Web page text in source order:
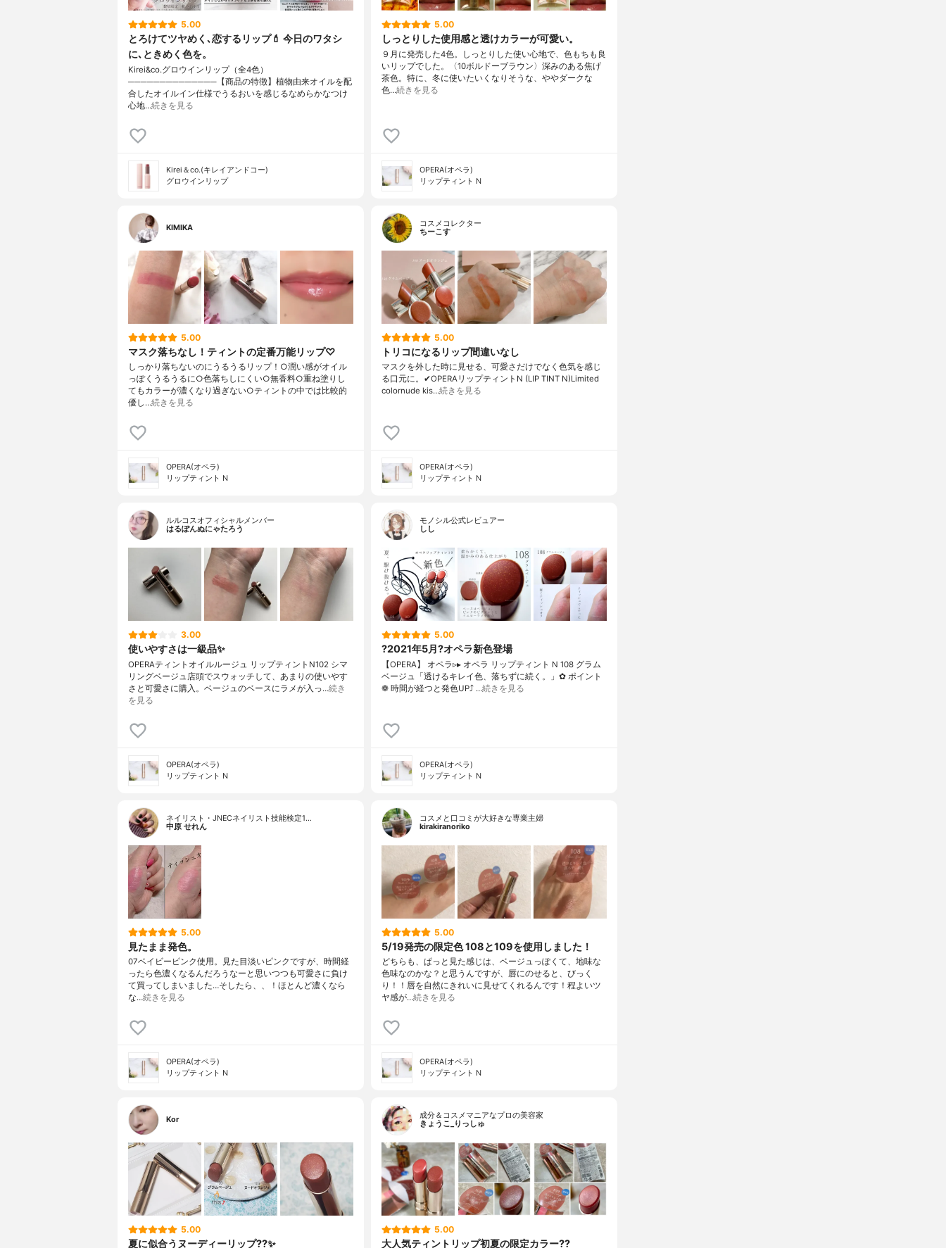
5.00
とろけてツヤめく､恋するリップ💄 今日のワタシ
に､ときめく色を。
Kirei&co.グロウインリップ（全4色）
──────────────【商品の特徴】植物由来オイルを配
合したオイルイン仕様でうるおいを感じるなめらかなつけ
心地…続きを見る
Kirei＆co.(キレイアンドコー)
グロウインリップ
5.00
しっとりした使用感と透けカラーが可愛い。
９月に発売した4色。しっとりした使い心地で、色もちも良
いリップでした。〈10ボルドーブラウン〉深みのある焦げ
茶色。特に、冬に使いたいくなりそうな、ややダークな
色…続きを見る
OPERA(オペラ)
リップティント N
KIMIKA
5.00
マスク落ちなし！ティントの定番万能リップ♡
しっかり落ちないのにうるうるリップ！○潤い感がオイル
っぽくうるうるに○色落ちしにくい○無香料○重ね塗りし
てもカラーが濃くなり過ぎない○ティントの中では比較的
優し…続きを見る
OPERA(オペラ)
リップティント N
コスメコレクター
ちーこす
5.00
トリコになるリップ間違いなし
マスクを外した時に見せる、可愛さだけでなく色気を感じ
る口元に。✔︎OPERAリップティントN (LIP TINT N)Limited
colornude kis…続きを見る
OPERA(オペラ)
リップティント N
ルルコスオフィシャルメンバー
はるぽんぬにゃたろう
3.00
使いやすさは一級品✨
OPERAティントオイルルージュ リップティントN102 シマ
リングベージュ店頭でスウォッチして、あまりの使いやす
さと可愛さに購入。ベージュのベースにラメが入っ…続き
を見る
OPERA(オペラ)
リップティント N
モノシル公式レビュアー
しし
5.00
?2021年5月?オペラ新色登場
【OPERA】 オペラ▹▸ オペラ リップティント N 108 グラム
ベージュ「透けるキレイ色、落ちずに続く。」✿ ポイント
❁︎ 時間が経つと発色UP⤴ …続きを見る
OPERA(オペラ)
リップティント N
ネイリスト・JNECネイリスト技能検定1…
中原 せれん
5.00
見たまま発色。
07ベイビーピンク使用。見た目淡いピンクですが、時間経
ったら色濃くなるんだろうなーと思いつつも可愛さに負け
て買ってしまいました…そしたら、、！ほとんど濃くなら
な…続きを見る
OPERA(オペラ)
リップティント N
コスメと口コミが大好きな専業主婦
kirakiranoriko
5.00
5/19発売の限定色 108と109を使用しました！
どちらも、ぱっと見た感じは、ベージュっぽくて、地味な
色味なのかな？と思うんですが、唇にのせると、びっく
り！！唇を自然にきれいに見せてくれるんです！程よいツ
ヤ感が…続きを見る
OPERA(オペラ)
リップティント N
Kor
5.00
夏に似合うヌーディーリップ??✨
成分＆コスメマニアなプロの美容家
きょうこ_りっしゅ
5.00
大人気ティントリップ初夏の限定カラー??